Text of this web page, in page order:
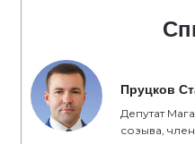
Пруцков
Депутат
созыва,